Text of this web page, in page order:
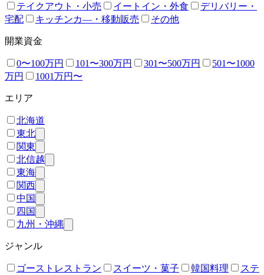
テイクアウト・小売 イートイン・外食
デリバリー・
宅配
キッチンカ―・移動販売 その他
開業資金
0〜100万円 101〜300万円 301〜500万円
501〜1000
万円
1001万円〜
エリア
北海道
東北
関東
北信越
東海
関西
中国
四国
九州・沖縄
ジャンル
ゴーストレストラン スイーツ・菓子 韓国料理
ステ